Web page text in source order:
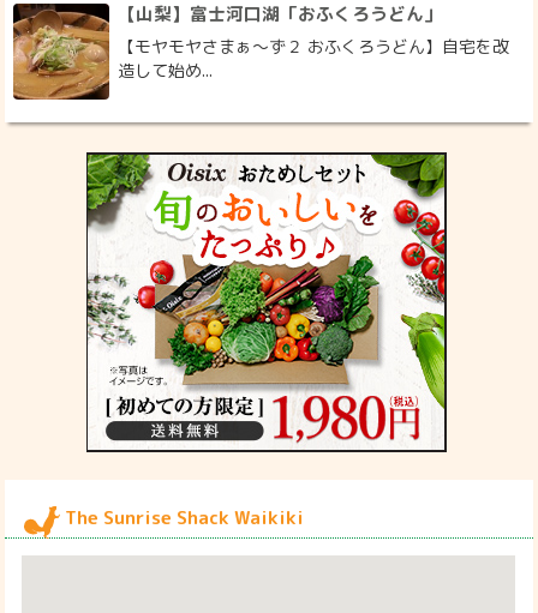
【山梨】富士河口湖「おふくろうどん」
【モヤモヤさまぁ～ず２ おふくろうどん】自宅を改
造して始め...
The Sunrise Shack Waikiki